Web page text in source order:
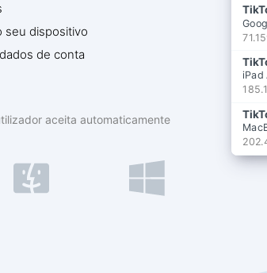
seu dispositivo
de conta
aceita automaticamente
iPad